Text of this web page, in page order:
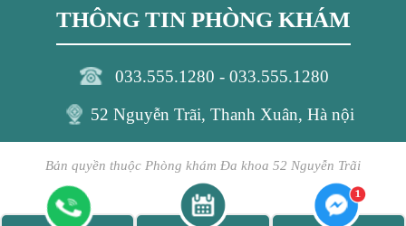
THÔNG TIN PHÒNG KHÁM
033.555.1280 - 033.555.1280
52 Nguyễn Trãi, Thanh Xuân, Hà nội
Bản quyền thuộc Phòng khám Đa khoa 52 Nguyễn Trãi